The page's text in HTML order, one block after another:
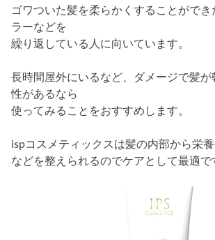
ゴワついた髪を柔らかくすることができ
ラーなどを
繰り返している人に向いています。
長時間屋外にいるなど、ダメージで髪
性があるなら
使ってみることをおすすめします。
ispコスメティックスは髪の内部から栄
などを整えられるのでケアとして最適で